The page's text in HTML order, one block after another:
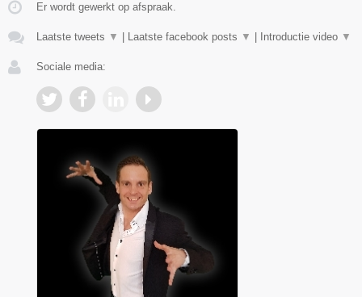
Er wordt gewerkt op afspraak.
Laatste tweets ▼ Laatste facebook posts ▼ Introductie video ▼
Sociale media: